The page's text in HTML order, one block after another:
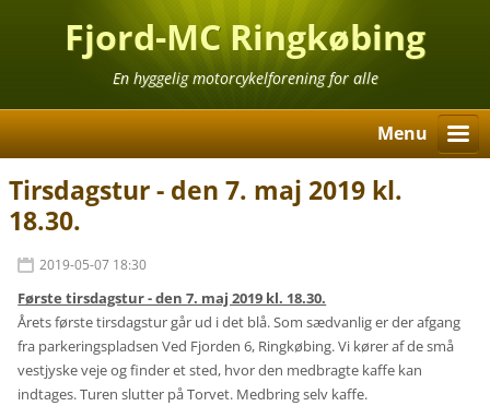
Fjord-MC Ringkøbing
En hyggelig motorcykelforening for alle
Menu
Tirsdagstur - den 7. maj 2019 kl.
18.30.
2019-05-07 18:30
Første tirsdagstur - den 7. maj 2019 kl. 18.30.
Årets første tirsdagstur går ud i det blå. Som sædvanlig er der afgang
fra parkeringspladsen Ved Fjorden 6, Ringkøbing. Vi kører af de små
vestjyske veje og finder et sted, hvor den medbragte kaffe kan
indtages. Turen slutter på Torvet. Medbring selv kaffe.